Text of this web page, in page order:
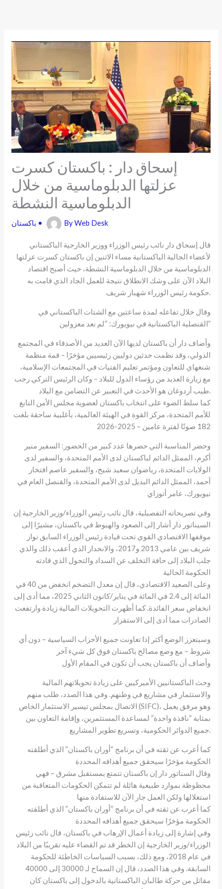
إسحاق دار : باكستان كسرت
عزلتها الدبلوماسية من خلال
الدبلوماسية النشطة
باكستان • ByWeb Desk
قال إسحاق دار نائب رئيس الوزراء ووزير الخارجية الباكستاني
لأعضاء الجالية الباكستانية مساء الاثنين إن باكستان كسرت عزلتها
الدبلوماسية من خلال الدبلوماسية النشطة، حيث أصبح اقتصاد
البلاد الآن على وشك الانطلاق نتيجة للعمل الجاد الذي قامت به
حكومة رئيس الوزراء شهباز شريف.
وقال خلال تفاعله لمدة ساعتين مع الشتات الباكستاني في
القنصلية الباكستانية في نيويورك: “لم نعد معزولين”
وأضاف دار أن باكستان لديها الآن العديد من الأصدقاء في المجتمع
الدولي، وقد نظمت حدثين دوليين رئيسيين مؤخرًا – قمة منظمة
شنغهاي للتعاون ومؤتمر تعليم الفتيات في المجتمعات الإسلامية،
مع زيارة العديد من رؤساء الدول للبلاد – وكان الرئيس التركي رجب
طيب أردوغان هو الأحدث في التعبير عن التضامن مع البلاد.
كما سلط الضوء على انتخاب باكستان لعضوية مجلس الأمن التابع
للأمم المتحدة، مركز القوة في الهيئة العالمية، بأغلبية ساحقة بلغت
182 صوتًا لفترة عامين – 2025-2026
وحضر المناسبة التي حضرها عدد كبير من الحضور: السفير منير
أكرم، الممثل الدائم لباكستان لدى الأمم المتحدة، والسفير لدى
الولايات المتحدة، رياضوان سعيد شيخ، والسفير عاصم افتخار
أحمد، الممثل الدائم البديل لدى الأمم المتحدة، والقنصل العام في
نيويورك، عامر أتوزاي
وفي تصريحاته التفصيلية، قال نائب رئيس الوزراء/وزير الخارجية إن
السيناتور دار أشار إلى الصعود والهبوط في باكستان، مشيرًا إلى
موقفها الاقتصادي القوي تحت قيادة رئيس الوزراء السابق نواز
شريف بين عامي 2013 و2017، والانحدار الذي أعقب ذلك والذي
جلب البلاد إلى حافة التخلف عن السداد والتحول الذي قادته
الحكومة الحالية
وعلى الصعيد الاقتصادي، قال إن معدل التضخم انخفض من 40 في
المائة إلى 2.4 في المائة في يناير/كانون الثاني 2025، مما أدى إلى
انخفاض سعر الفائدة. كما أظهرت التحويلات المالية زيادة وارتفعت
الصادرات مما أدى إلى الاستقرار
وسيتعزز الوضع أكثر إذا تعاونت جميع الأحزاب السياسية – دون أي
شروط – مع وضع مصالح باكستان فوق كل شيء آخر
وأضاف أن باكستان يجب أن تكون في المقام الأول
وحث الباكستانيين الأميركيين على زيادة تحويلاتهم المالية
والاستثمار في مشاريع في وطنهم. وفي هذا الصدد، طلب منهم
الاتصال بمجلس تيسير الاستثمار الخاص (SIFC)، وهو مرفق يعمل
بمثابة “نافذة واحدة” لمساعدة المستثمرين، وإقامة التعاون بين
جميع الدوائر الحكومية، وتسريع تطوير المشاريع.
كما أعرب عن ثقته في أن برنامج “أوران باكستان” الذي أطلقته
الحكومة مؤخرًا سيحقق جميع أهدافه المحددة
وقال السناتور دار إن باكستان تتمتع بمستقبل مشرق – فهي
محظوظة بموارد طبيعية هائلة لم تتمكن الحكومات المتعاقبة من
استغلالها ولكن العمل جار الآن للاستفادة منها
كما أعرب عن ثقته في أن برنامج “أوران باكستان” الذي أطلقته
الحكومة مؤخرًا سيحقق جميع أهدافه المحددة
وفي إشارة إلى زيادة أعمال الإرهاب في باكستان، قال نائب رئيس
الوزراء/وزير الخارجية إن الخطر قد تم القضاء عليه تقريبًا من البلاد
في عام 2018، ومع ذلك، بسبب السياسات الخاطئة للحكومة
السابقة. وفي هذا الصدد، قال إن السماح لـ 30000 إلى 40000
مقاتل من حركة طالبان الباكستانية بالدخول إلى باكستان كان